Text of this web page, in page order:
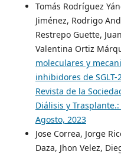
Tomás Rodríguez
Jiménez, Rodrigo
Restrepo Guette,
Valentina Ortiz
moleculares y
inhibidores de
Revista de la
Diálisis y
Agosto, 2023
Jose Correa, Jorge
Daza, Jhon Velez,